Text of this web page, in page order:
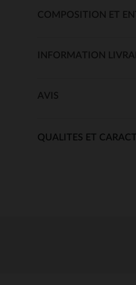
COMPOSITION ET
INFORMATION
AVIS
QUALITES ET